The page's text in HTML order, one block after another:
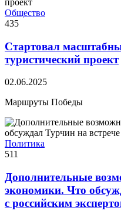
Общество
435
Стартовал
туристический проект
02.06.2025
Маршруты Победы
Политика
511
Дополнительные
экономики. Что
с российским